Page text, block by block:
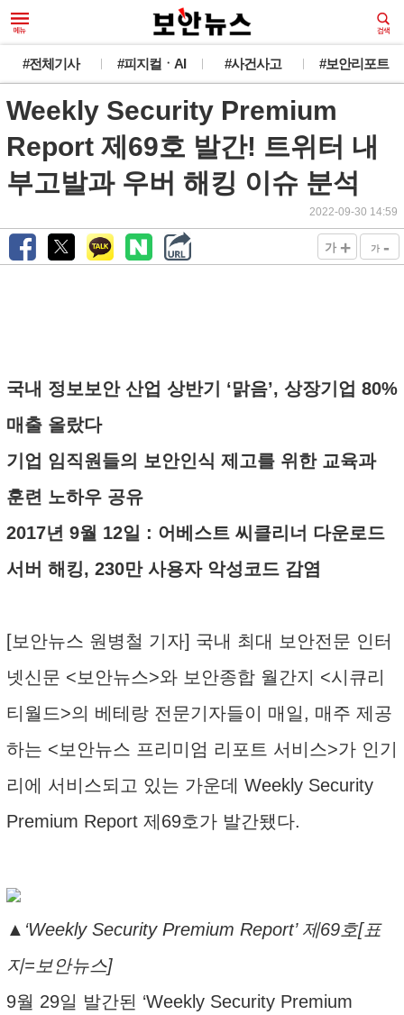
#전체기사 #피지컬ㆍAI #사건사고 #보안리포트
Weekly Security Premium
Report 제69호 발간! 트위터 내
부고발과 우버 해킹 이슈 분석
2022-09-30 14:59
가 + 가 -
국내 정보보안 산업 상반기 ‘맑음’, 상장기업 80%
매출 올랐다
기업 임직원들의 보안인식 제고를 위한 교육과
훈련 노하우 공유
2017년 9월 12일 : 어베스트 씨클리너 다운로드
서버 해킹, 230만 사용자 악성코드 감염
[보안뉴스 원병철 기자] 국내 최대 보안전문 인터
넷신문 <보안뉴스>와 보안종합 월간지 <시큐리
티월드>의 베테랑 전문기자들이 매일, 매주 제공
하는 <보안뉴스 프리미엄 리포트 서비스>가 인기
리에 서비스되고 있는 가운데 Weekly Security
Premium Report 제69호가 발간됐다.
▲‘Weekly Security Premium Report’ 제69호[표
지=보안뉴스]
9월 29일 발간된 ‘Weekly Security Premium